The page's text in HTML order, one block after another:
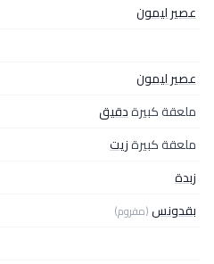
عصير ليمون
عصير ليمون
ملعقة كبيرةدقيق
ملعقة كبيرةزيت
زبدة
بقدونس(مفروم)